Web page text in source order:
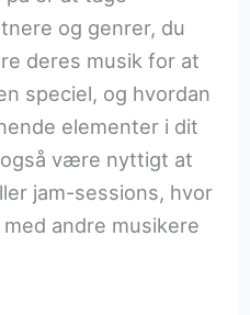
og genrer, du
deres musik for at
speciel, og hvordan
elementer i dit
være nyttigt at
jam-sessions, hvor
andre musikere